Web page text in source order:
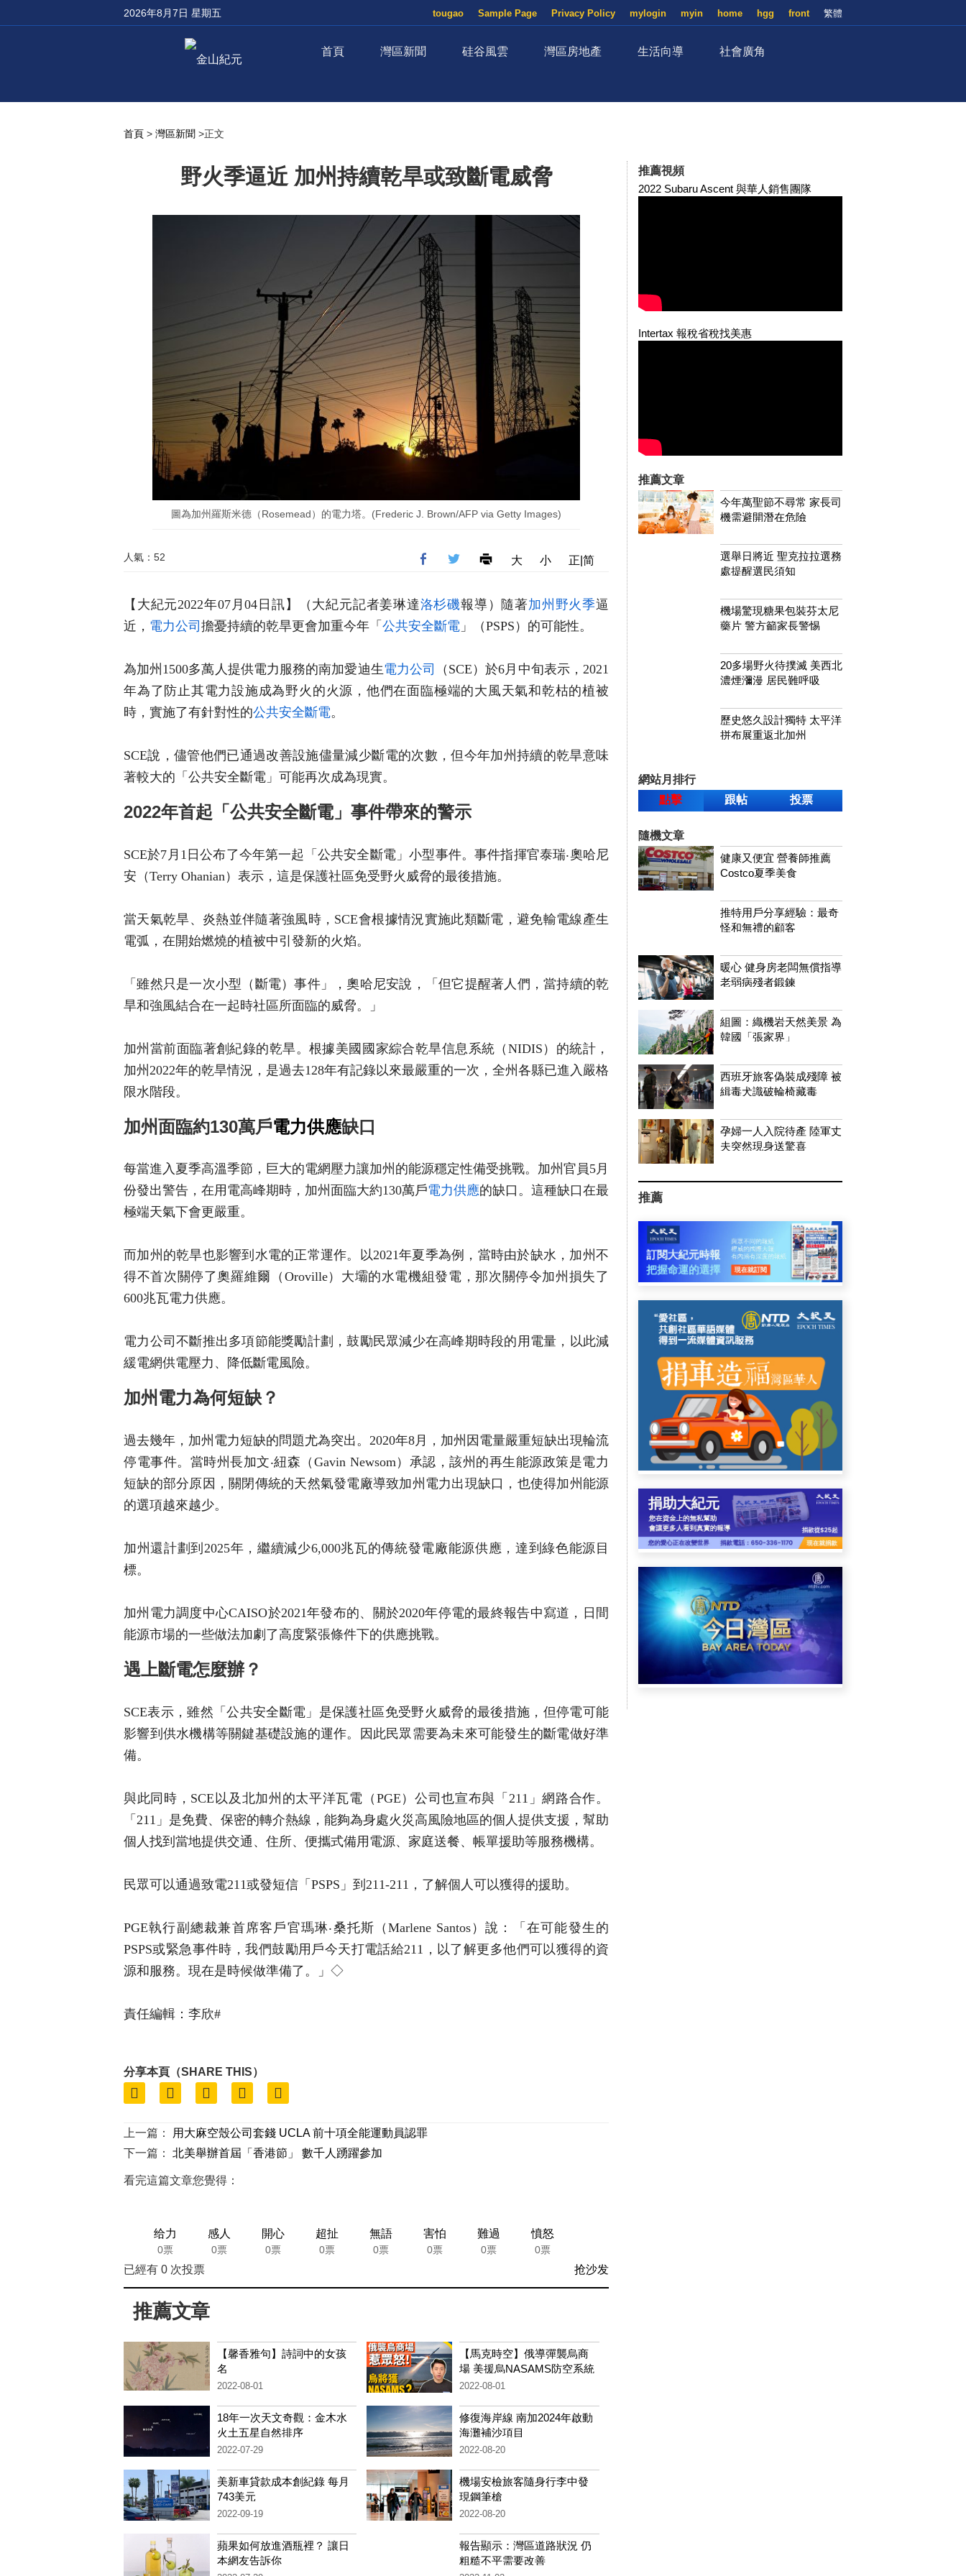
2026年8月7日 星期五 繁體
front
hgg
home
myin
mylogin
Privacy Policy
Sample Page
tougao
首頁 灣區新聞 硅谷風雲 灣區房地產 生活向導 社會廣角
首頁 > 灣區新聞 >正文
野火季逼近 加州持續乾旱或致斷電威脅
圖為加州羅斯米德（Rosemead）的電力塔。(Frederic J. Brown/AFP via Getty Images)
人氣：52 大 小 正|简
【大紀元2022年07月04日訊】（大紀元記者姜琳達洛杉磯報導）隨著加州野火季逼
近， 電力公司 擔憂持續的乾旱更會加重今年「 公共安全斷電 」（PSPS）的可能性。
為加州1500多萬人提供電力服務的南加愛迪生電力公司
（SCE）於6月中旬表示，2021
年為了防止其電力設施成為野火的火源，他們在面臨極端的大風天氣和乾枯的植被
時，實施了有針對性的公共安全斷電。
SCE說，儘管他們已通過改善設施儘量減少斷電的次數，但今年加州持續的乾旱意味
著較大的「公共安全斷電」可能再次成為現實。
2022年首起「公共安全斷電」事件帶來的警示
SCE於7月1日公布了今年第一起「公共安全斷電」小型事件。事件指揮官泰瑞‧奧哈尼
安（Terry Ohanian）表示，這是保護社區免受野火威脅的最後措施。
當天氣乾旱、炎熱並伴隨著強風時，SCE會根據情況實施此類斷電，避免輸電線產生
電弧，在開始燃燒的植被中引發新的火焰。
「雖然只是一次小型（斷電）事件」，奧哈尼安說，「但它提醒著人們，當持續的乾
旱和強風結合在一起時社區所面臨的威脅。」
加州當前面臨著創紀錄的乾旱。根據美國​國家綜合乾旱信息系統（NIDIS）的統計，
加州2022年的乾旱情況，是過去128年有記錄以來最嚴重的一次，全州各縣已進入嚴格
限水階段。
加州面臨約130萬戶電力供應缺口
每當進入夏季高溫季節，巨大的電網壓力讓加州的能源穩定性備受挑戰。加州官員5月
份發出警告，在用電高峰期時，加州面臨大約130萬戶電力供應的缺口。這種缺口在最
極端天氣下會更嚴重。
而加州的乾旱也影響到水電的正常運作。以2021年夏季為例，當時由於缺水，加州不
得不首次關停了奧羅維爾（Oroville）大壩的水電機組發電，那次關停令加州損失了
600兆瓦電力供應。
電力公司不斷推出多項節能獎勵計劃，鼓勵民眾減少在高峰期時段的用電量，以此減
緩電網供電壓力、降低斷電風險。
加州電力為何短缺？
過去幾年，加州電力短缺的問題尤為突出。2020年8月，加州因電量嚴重短缺出現輪流
停電事件。當時州長加文‧紐森（Gavin Newsom）承認，該州的再生能源政策是電力
短缺的部分原因，關閉傳統的天然氣發電廠導致加州電力出現缺口，也使得加州能源
的選項越來越少。
加州還計劃到2025年，繼續減少6,000兆瓦的傳統發電廠能源供應，達到綠色能源目
標。
加州電力調度中心CAISO於2021年發布的、關於2020年停電的最終報告中寫道，日間
能源市場的一些做法加劇了高度緊張條件下的供應挑戰。
遇上斷電怎麼辦？
SCE表示，雖然「公共安全斷電」是保護社區免受野火威脅的最後措施，但停電可能
影響到供水機構等關鍵基礎設施的運作。因此民眾需要為未來可能發生的斷電做好準
備。
與此同時，SCE以及北加州的太平洋瓦電（PGE）公司也宣布與「211」網路合作。
「211」是免費、保密的轉介熱線，能夠為身處火災高風險地區的個人提供支援，幫助
個人找到當地提供交通、住所、便攜式備用電源、家庭送餐、帳單援助等服務機構。
民眾可以通過致電211或發短信「PSPS」到211-211，了解個人可以獲得的援助。
PGE執行副總裁兼首席客戶官瑪琳‧桑托斯（Marlene Santos）說：「在可能發生的
PSPS或緊急事件時，我們鼓勵用戶今天打電話給211，以了解更多他們可以獲得的資
源和服務。現在是時候做準備了。」◇
責任編輯：李欣#
分享本頁（SHARE THIS）
上一篇：
用大麻空殼公司套錢 UCLA 前十項全能運動員認罪
下一篇：
北美舉辦首屆「香港節」 數千人踴躍參加
看完這篇文章您覺得：
给力
0票
感人
0票
開心
0票
超扯
0票
無語
0票
害怕
0票
難過
0票
憤怒
0票
已經有 0 次投票 抢沙发
推薦文章
【馨香雅句】詩詞中的女孩
名
2022-08-01
【馬克時空】俄導彈襲烏商
場 美援烏NASAMS防空系統
2022-08-01
18年一次天文奇觀：金木水
火土五星自然排序
2022-07-29
修復海岸線 南加2024年啟動
海灘補沙項目
2022-08-20
美新車貸款成本創紀錄 每月
743美元
2022-09-19
機場安檢旅客隨身行李中發
現鋼筆槍
2022-08-20
蘋果如何放進酒瓶裡？ 讓日
本網友告訴你
報告顯示：灣區道路狀況 仍
粗糙不平需要改善
推薦視頻
2022 Subaru Ascent 與華人銷售團隊
Intertax 報稅省稅找美惠
推薦文章
今年萬聖節不尋常 家長司
機需避開潛在危險
選舉日將近 聖克拉拉選務
處提醒選民須知
機場驚現糖果包裝芬太尼
藥片 警方籲家長警惕
20多場野火待撲滅 美西北
濃煙瀰漫 居民難呼吸
歷史悠久設計獨特 太平洋
拼布展重返北加州
網站月排行
點擊
跟帖 投票
隨機文章
健康又便宜 營養師推薦
Costco夏季美食
推特用戶分享經驗：最奇
怪和無禮的顧客
暖心 健身房老闆無償指導
老弱病殘者鍛鍊
組圖：織機岩天然美景 為
韓國「張家界」
西班牙旅客偽裝成殘障 被
緝毒犬識破輪椅藏毒
孕婦一人入院待產 陸軍丈
夫突然現身送驚喜
推薦